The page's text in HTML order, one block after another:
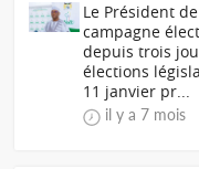
Le Président
campagne
depuis trois
élections
11 janvier pr...
il y a 7 mois